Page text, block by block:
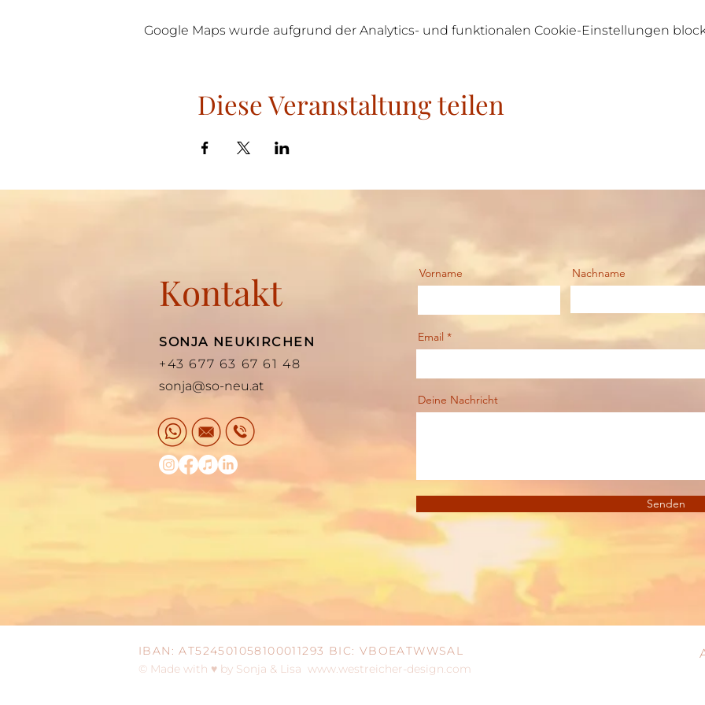
Google Maps wurde aufgrund der Analytics- und funktionalen Cookie-Einstellungen
Diese Veranstaltung teilen
Kontakt
SONJA NEUKIRCHEN
+43 677 63 67 61 48
sonja@so-neu.at
Vorname Nachname
Email
Deine Nachricht
Senden
IBAN: AT524501058100011293 BIC: VBOEATWWSAL
© Made with ♥ by Sonja & Lisa www.westreicher-design.com